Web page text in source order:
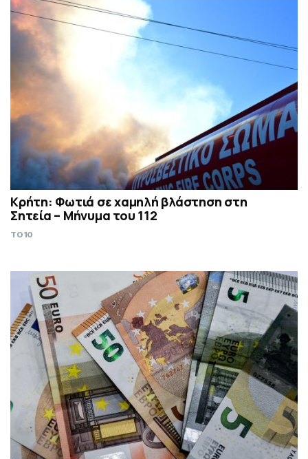
Κρήτη: Φωτιά σε χαμηλή βλάστηση στη
Σητεία – Μήνυμα του 112
TO10